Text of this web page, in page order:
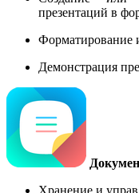
презентаций в
Форматирование
Демонстрация
Хранение и